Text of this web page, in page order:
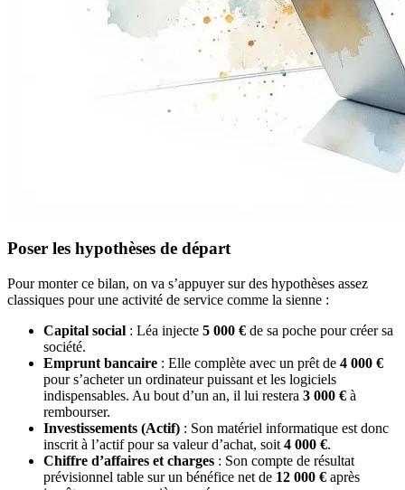
Poser les hypothèses de départ
Pour monter ce bilan, on va s’appuyer sur des hypothèses assez
classiques pour une activité de service comme la sienne :
Capital social : Léa injecte 5 000 € de sa poche pour créer sa
société.
Emprunt bancaire : Elle complète avec un prêt de 4 000 €
pour s’acheter un ordinateur puissant et les logiciels
indispensables. Au bout d’un an, il lui restera 3 000 € à
rembourser.
Investissements (Actif) : Son matériel informatique est donc
inscrit à l’actif pour sa valeur d’achat, soit 4 000 €.
Chiffre d’affaires et charges : Son compte de résultat
prévisionnel table sur un bénéfice net de 12 000 € après